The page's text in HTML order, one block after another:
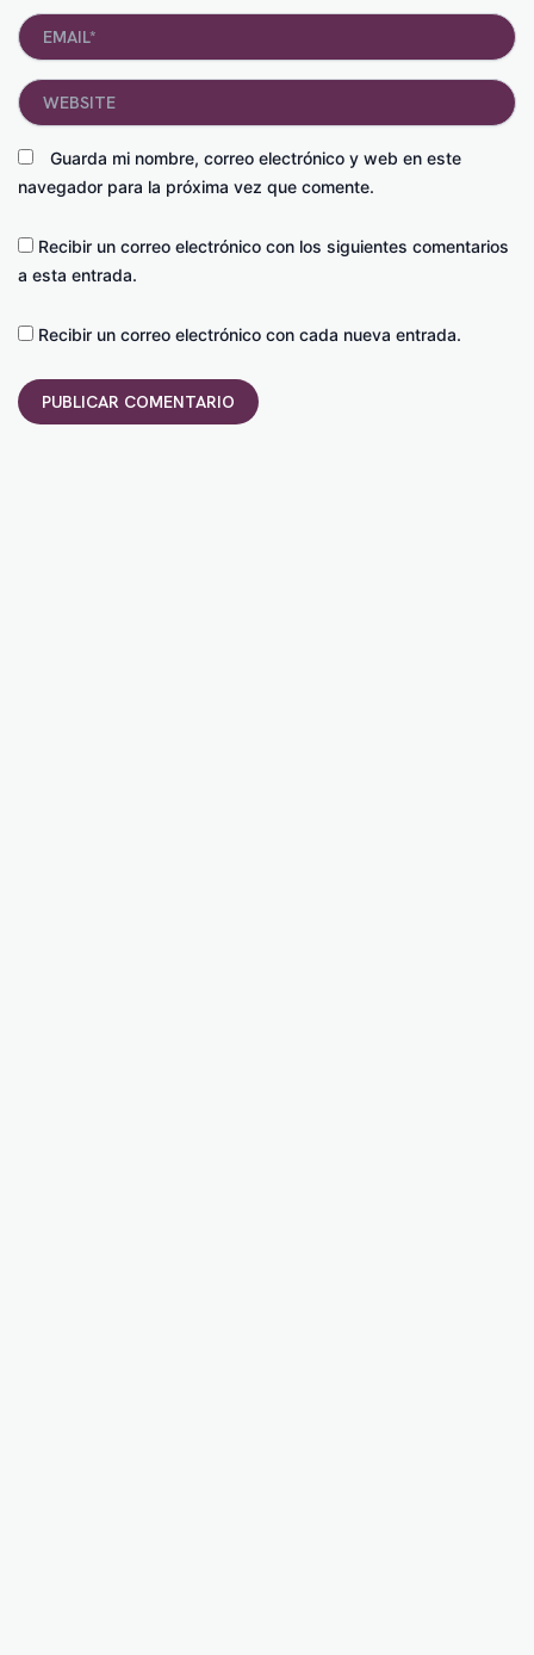
Email*
Guarda mi nombre, correo electrónico y web en este
navegador para la próxima vez que comente.
Website
Recibir un correo electrónico con los siguientes comentarios
a esta entrada.
Recibir un correo electrónico con cada nueva entrada.